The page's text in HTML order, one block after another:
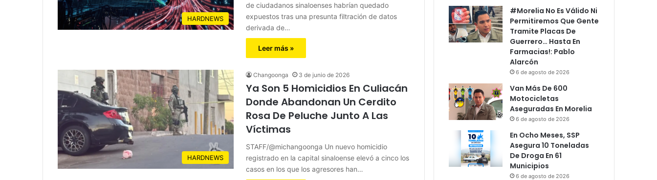
HARDNEWS
de ciudadanos sinaloenses habrían quedado
expuestos tras una presunta filtración de datos
derivada de…
Leer más »
HARDNEWS
Changoonga 3 de junio de 2026
Ya Son 5 Homicidios En Culiacán
Donde Abandonan Un Cerdito
Rosa De Peluche Junto A Las
Víctimas
STAFF/@michangoonga Un nuevo homicidio
registrado en la capital sinaloense elevó a cinco los
casos en los que los agresores han…
#Morelia No Es Válido Ni
Permitiremos Que Gente
Tramite Placas De
Guerrero… Hasta En
Farmacias!: Pablo
Alarcón
6 de agosto de 2026
Van Más De 600
Motocicletas
Aseguradas En Morelia
6 de agosto de 2026
En Ocho Meses, SSP
Asegura 10 Toneladas
De Droga En 61
Municipios
6 de agosto de 2026